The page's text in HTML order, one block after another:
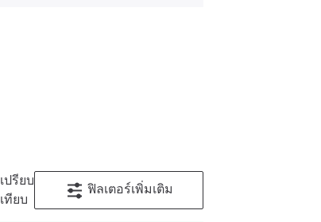
เปรียบ
เทียบ
ฟิลเตอร์เพิ่มเติม